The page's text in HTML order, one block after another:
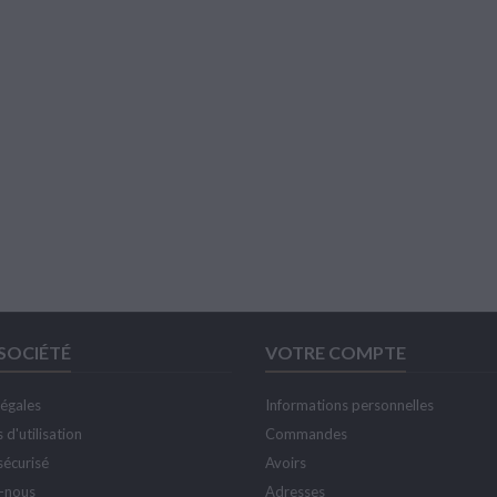
d'utilisation
VOTRE COMPTE
Informations personnelles
Commandes
Avoirs
Adresses